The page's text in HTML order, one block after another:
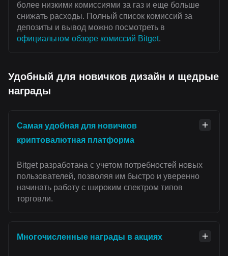
более низкими комиссиями за газ и еще больше
снижать расходы. Полный список комиссий за
депозиты и вывод можно посмотреть в
официальном обзоре комиссий Bitget.
Удобный для новичков дизайн и щедрые
награды
Самая удобная для новичков
криптовалютная платформа
Bitget разработана с учетом потребностей новых
пользователей, позволяя им быстро и уверенно
начинать работу с широким спектром типов
торговли.
Многочисленные награды в акциях